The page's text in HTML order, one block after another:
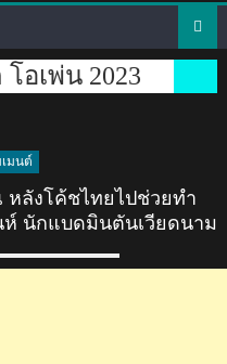
อเพ่น 2023
มนต์
ลังโค้ชไทยไปช่วยทำ
นักแบดมินตันเวียดนาม